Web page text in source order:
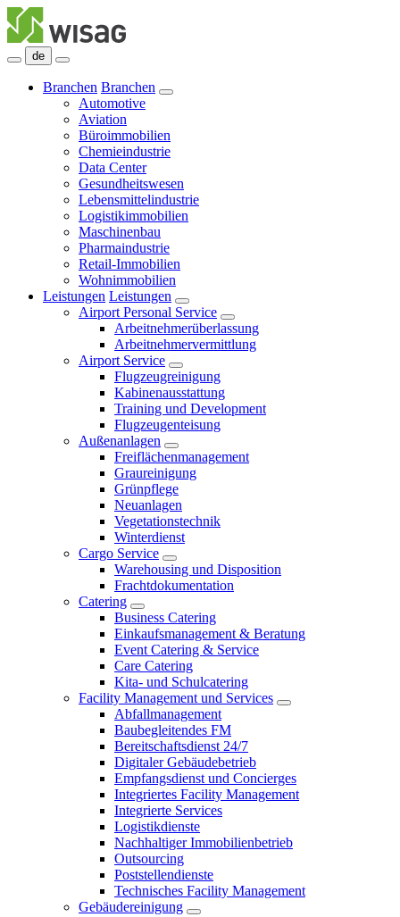
de
Branchen Branchen
Automotive
Aviation
Büroimmobilien
Chemieindustrie
Data Center
Gesundheitswesen
Lebensmittelindustrie
Logistikimmobilien
Maschinenbau
Pharmaindustrie
Retail-Immobilien
Wohnimmobilien
Leistungen Leistungen
Airport Personal Service
Arbeitnehmerüberlassung
Arbeitnehmervermittlung
Airport Service
Flugzeugreinigung
Kabinenausstattung
Training und Development
Flugzeugenteisung
Außenanlagen
Freiflächenmanagement
Graureinigung
Grünpflege
Neuanlagen
Vegetationstechnik
Winterdienst
Cargo Service
Warehousing und Disposition
Frachtdokumentation
Catering
Business Catering
Einkaufsmanagement & Beratung
Event Catering & Service
Care Catering
Kita- und Schulcatering
Facility Management und Services
Abfallmanagement
Baubegleitendes FM
Bereitschaftsdienst 24/7
Digitaler Gebäudebetrieb
Empfangsdienst und Concierges
Integriertes Facility Management
Integrierte Services
Logistikdienste
Nachhaltiger Immobilienbetrieb
Outsourcing
Poststellendienste
Technisches Facility Management
Gebäudereinigung